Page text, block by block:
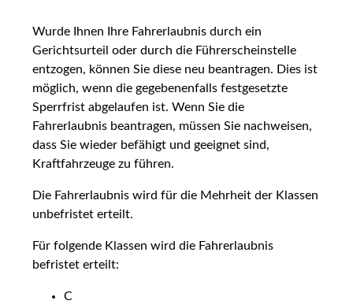
Wurde Ihnen Ihre Fahrerlaubnis durch ein
Gerichtsurteil oder durch die Führerscheinstelle
entzogen, können Sie diese neu beantragen. Dies ist
möglich, wenn die gegebenenfalls festgesetzte
Sperrfrist abgelaufen ist. Wenn Sie die
Fahrerlaubnis beantragen, müssen Sie nachweisen,
dass Sie wieder befähigt und geeignet sind,
Kraftfahrzeuge zu führen.
Die Fahrerlaubnis wird für die Mehrheit der Klassen
unbefristet erteilt.
Für folgende Klassen wird die Fahrerlaubnis
befristet erteilt:
C